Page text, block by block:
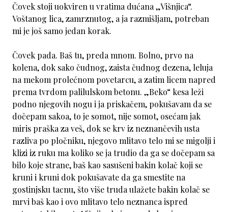
Čovek stoji uokviren u vratima dućana „Višnjica“.
Voštanog lica, zamrznutog, a ja razmišljam, potreban
mi je još samo jedan korak.
Čovek pada. Baš tu, preda mnom. Bolno, prvo na
kolena, dok sako čudnog, zaista čudnog dezena, leluja
na mekom prolećnom povetarcu, a zatim licem napred
prema tvrdom palilulskom betonu. „Beko“ kesa leži
podno njegovih nogu i ja priskačem, pokušavam da se
dočepam sakoa, to je somot, nije somot, osećam jak
miris praška za veš, dok se krv iz neznančevih usta
razliva po pločniku, njegovo mlitavo telo mi se migolji i
klizi iz ruku ma koliko se ja trudio da ga se dočepam sa
bilo koje strane, baš kao sasušeni bakin kolač koji se
kruni i kruni dok pokušavate da ga smestite na
gostinjsku tacnu, što više truda ulažete bakin kolač se
mrvi baš kao i ovo mlitavo telo neznanca ispred